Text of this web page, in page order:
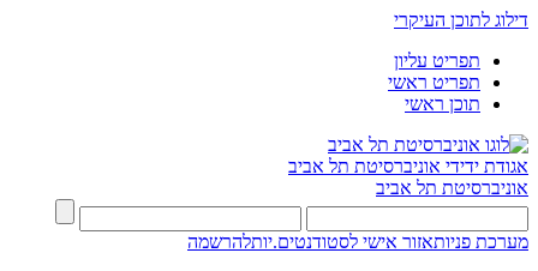
דילוג לתוכן העיקרי
תפריט עליון
תפריט ראשי
תוכן ראשי
אגודת ידידי אוניברסיטת תל אביב
אוניברסיטת תל אביב
מערכת פניותאזור אישי לסטודנטים.יותלהרשמה